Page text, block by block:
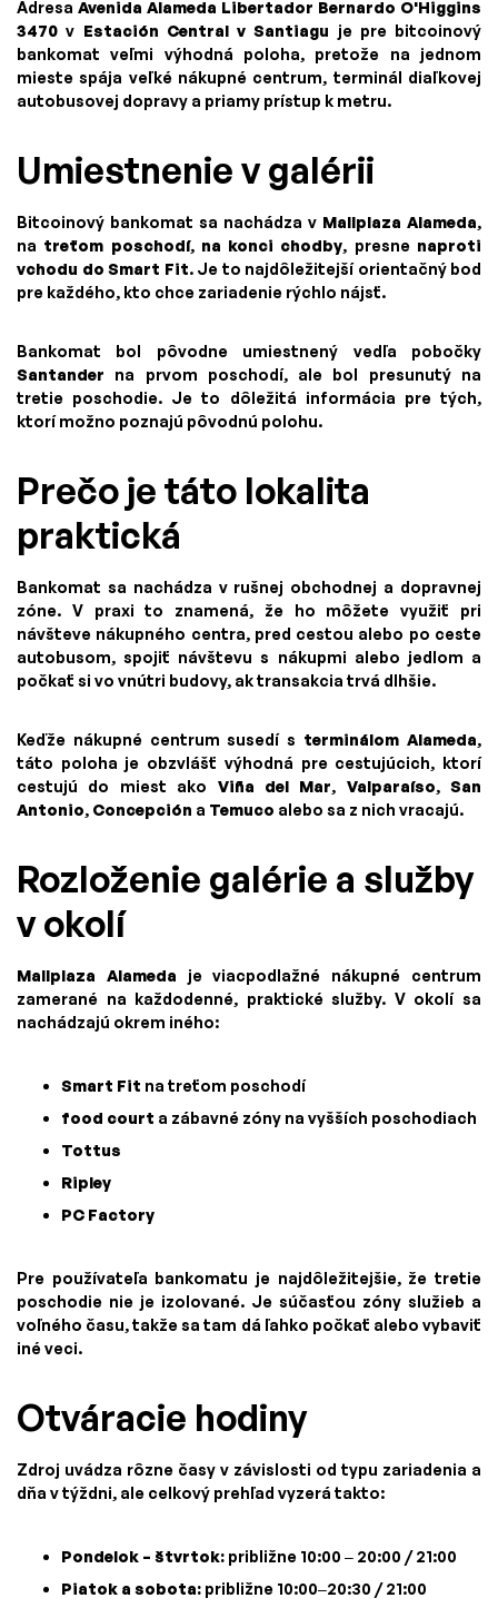
Adresa Avenida Alameda Libertador Bernardo O'Higgins
3470 v Estación Central v Santiagu je pre bitcoinový
bankomat veľmi výhodná poloha, pretože na jednom
mieste spája veľké nákupné centrum, terminál diaľkovej
autobusovej dopravy a priamy prístup k metru.
Umiestnenie v galérii
Bitcoinový bankomat sa nachádza v Mallplaza Alameda,
na treťom poschodí, na konci chodby, presne naproti
vchodu do Smart Fit. Je to najdôležitejší orientačný bod
pre každého, kto chce zariadenie rýchlo nájsť.
Bankomat bol pôvodne umiestnený vedľa pobočky
Santander na prvom poschodí, ale bol presunutý na
tretie poschodie. Je to dôležitá informácia pre tých,
ktorí možno poznajú pôvodnú polohu.
Prečo je táto lokalita
praktická
Bankomat sa nachádza v rušnej obchodnej a dopravnej
zóne. V praxi to znamená, že ho môžete využiť pri
návšteve nákupného centra, pred cestou alebo po ceste
autobusom, spojiť návštevu s nákupmi alebo jedlom a
počkať si vo vnútri budovy, ak transakcia trvá dlhšie.
Keďže nákupné centrum susedí s terminálom Alameda,
táto poloha je obzvlášť výhodná pre cestujúcich, ktorí
cestujú do miest ako Viña del Mar, Valparaíso, San
Antonio, Concepción a Temuco alebo sa z nich vracajú.
Rozloženie galérie a služby
v okolí
Mallplaza Alameda je viacpodlažné nákupné centrum
zamerané na každodenné, praktické služby. V okolí sa
nachádzajú okrem iného:
Smart Fit na treťom poschodí
food court a zábavné zóny na vyšších poschodiach
Tottus
Ripley
PC Factory
Pre používateľa bankomatu je najdôležitejšie, že tretie
poschodie nie je izolované. Je súčasťou zóny služieb a
voľného času, takže sa tam dá ľahko počkať alebo vybaviť
iné veci.
Otváracie hodiny
Zdroj uvádza rôzne časy v závislosti od typu zariadenia a
dňa v týždni, ale celkový prehľad vyzerá takto:
Pondelok – štvrtok: približne 10:00 – 20:00 / 21:00
Piatok a sobota: približne 10:00–20:30 / 21:00